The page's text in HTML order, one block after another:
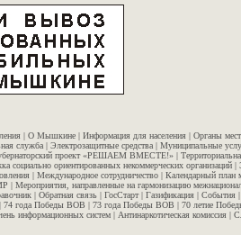
| О Мышкине | Информация для населения | Органы
служба | Электрозащитные средства | Муниципальные
проект «РЕШАЕМ ВМЕСТЕ!» |
социально ориентированных некоммерческих организаций |
| Международное сотрудничество | Календарный план
| Мероприятия, направленные на гармонизацию
| Обратная связь | ГосСтарт| Газификация | События
| 74 года Победы ВОВ | 73 года Победы ВОВ | 70 летие
информационных систем | Антинаркотическая комиссия |